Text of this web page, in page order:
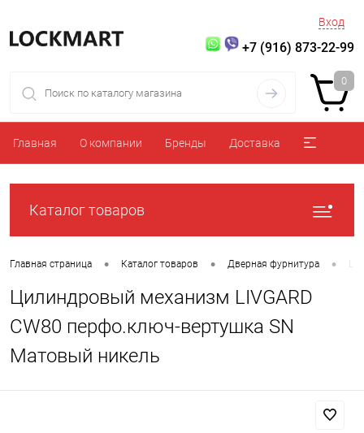
Вход
+7 (916) 873-22-99
0
Главная О компании Бренды Доставка
Каталог товаров
Главная страница • Каталог товаров • Дверная фурнитура •
Цилиндровый механизм LIVGARD
CW80 перфо.ключ-вертушка SN
Матовый никель